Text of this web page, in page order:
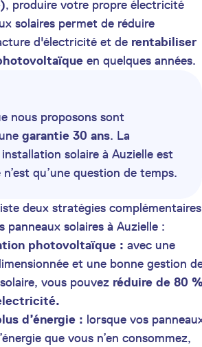
, produire votre propre électricité
solaires permet de réduire
d'électricité et de rentabiliser
en quelques années.
nous proposons sont
garantie 30 ans. La
solaire à Auzielle est
qu’une question de temps.
deux stratégies complémentaires
panneaux solaires à Auzielle :
photovoltaïque : avec une
et une bonne gestion
vous pouvez réduire de 80
d’énergie : lorsque vos
que vous n’en consommez,